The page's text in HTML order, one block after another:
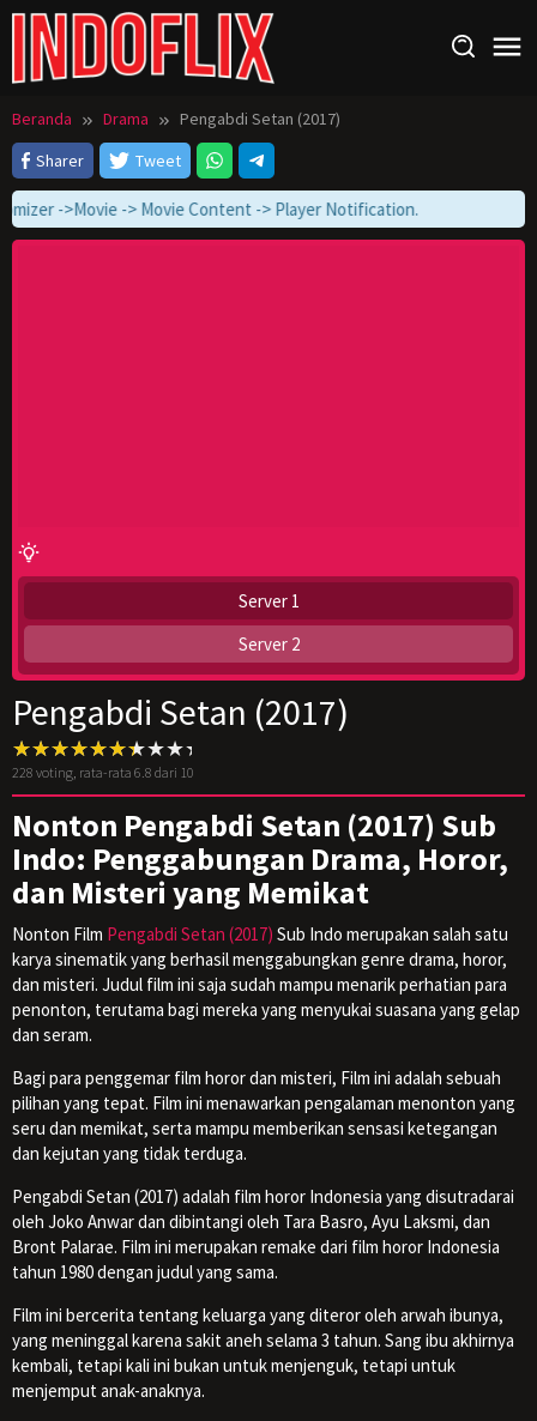
Loncat
konten
Beranda Drama
Pengabdi Setan (2017)
Sharer
Tweet
->Movie -> Movie Content -> Player Notification.
Server 1
Server 2
Pengabdi Setan (2017)
228 voting, rata-rata 6.8 dari 10
Nonton Pengabdi Setan (2017) Sub
Indo: Penggabungan Drama, Horor,
dan Misteri yang Memikat
Nonton Film Pengabdi Setan (2017) Sub Indo merupakan salah satu
karya sinematik yang berhasil menggabungkan genre drama, horor,
dan misteri. Judul film ini saja sudah mampu menarik perhatian para
penonton, terutama bagi mereka yang menyukai suasana yang gelap
dan seram.
Bagi para penggemar film horor dan misteri, Film ini adalah sebuah
pilihan yang tepat. Film ini menawarkan pengalaman menonton yang
seru dan memikat, serta mampu memberikan sensasi ketegangan
dan kejutan yang tidak terduga.
Pengabdi Setan (2017) adalah film horor Indonesia yang disutradarai
oleh Joko Anwar dan dibintangi oleh Tara Basro, Ayu Laksmi, dan
Bront Palarae. Film ini merupakan remake dari film horor Indonesia
tahun 1980 dengan judul yang sama.
Film ini bercerita tentang keluarga yang diteror oleh arwah ibunya,
yang meninggal karena sakit aneh selama 3 tahun. Sang ibu akhirnya
kembali, tetapi kali ini bukan untuk menjenguk, tetapi untuk
menjemput anak-anaknya.